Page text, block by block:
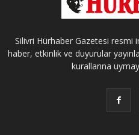
Silivri Hürhaber Gazetesi resmi
haber, etkinlik ve duyurular
kurallarına